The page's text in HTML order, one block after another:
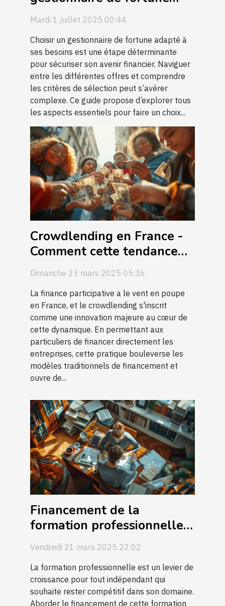
pour sécuriser son avenir
financier ?
Mardi 1 juillet 2025 00:44
Choisir un gestionnaire de fortune adapté à
ses besoins est une étape déterminante
pour sécuriser son avenir financier. Naviguer
entre les différentes offres et comprendre
les critères de sélection peut s’avérer
complexe. Ce guide propose d’explorer tous
les aspects essentiels pour faire un choix...
Crowdlending en France -
Comment cette tendance
de prêt participatif
révolutionne le
financement des
entreprises
Dimanche 23 mars 2025 05:36
La finance participative a le vent en poupe
en France, et le crowdlending s'inscrit
comme une innovation majeure au cœur de
cette dynamique. En permettant aux
particuliers de financer directement les
entreprises, cette pratique bouleverse les
modèles traditionnels de financement et
ouvre de...
Financement de la
formation professionnelle
pour indépendants
comment s'y prendre
efficacement
Vendredi 21 mars 2025 22:02
La formation professionnelle est un levier de
croissance pour tout indépendant qui
souhaite rester compétitif dans son domaine.
Aborder le financement de cette formation